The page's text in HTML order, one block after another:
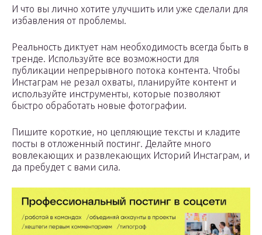
И что вы лично хотите улучшить или уже сделали для
избавления от проблемы.
Реальность диктует нам необходимость всегда быть в
тренде. Используйте все возможности для
публикации непрерывного потока контента. Чтобы
Инстаграм не резал охваты, планируйте контент и
используйте инструменты, которые позволяют
быстро обработать новые фотографии.
Пишите короткие, но цепляющие тексты и кладите
посты в отложенный постинг. Делайте много
вовлекающих и развлекающих Историй Инстаграм, и
да пребудет с вами сила.